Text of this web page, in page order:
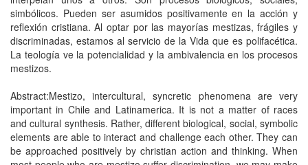
simbólicos. Pueden ser asumidos positivamente en la acción y
reflexión cristiana. Al optar por las mayorías mestizas, frágiles y
discriminadas, estamos al servicio de la Vida que es polifacética.
La teología ve la potencialidad y la ambivalencia en los procesos
mestizos.
Abstract:Mestizo, intercultural, syncretic phenomena are very
important in Chile and Latinamerica. It is not a matter of races
and cultural synthesis. Rather, different biological, social, symbolic
elements are able to interact and challenge each other. They can
be approached positively by christian action and thinking. When